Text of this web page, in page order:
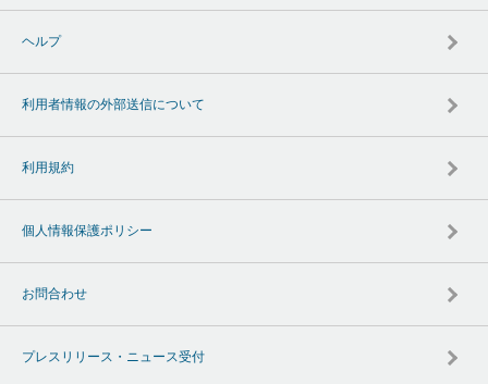
ヘルプ
利用者情報の外部送信について
利用規約
個人情報保護ポリシー
お問合わせ
プレスリリース・ニュース受付